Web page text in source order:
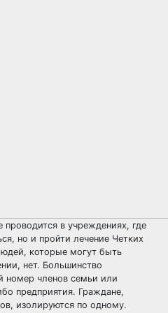
в учреждениях, где
но и пройти лечение Четких
которые могут быть
нет. Большинство
номер членов семьи или
предприятия. Граждане,
изолируются по одному.